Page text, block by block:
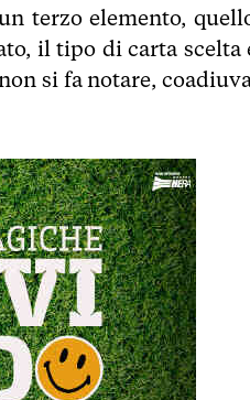
terzo elemento,
il tipo di carta scelta
si fa notare,